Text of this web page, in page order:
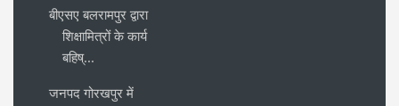
बीएसए बलरामपुर द्वारा
शिक्षामित्रों के कार्य
बहिष्...
जनपद गोरखपुर में